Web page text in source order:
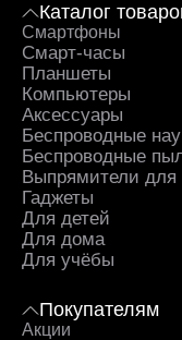
Каталог
Смартфоны
Смарт-часы
Планшеты
Компьютеры
Аксессуары
Беспроводные
Беспроводные
Выпрямители для
Гаджеты
Для детей
Для дома
Для учёбы
Покупателям
Акции